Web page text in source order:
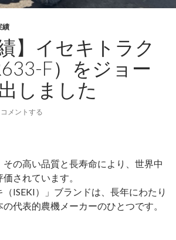
績
】イセキトラク
F）をジョー
しました
コメントする
その高い品質と長寿命により、世界中
されています。
ISEKI）」ブランドは、長年にわたり
代表的農機メーカーのひとつです。